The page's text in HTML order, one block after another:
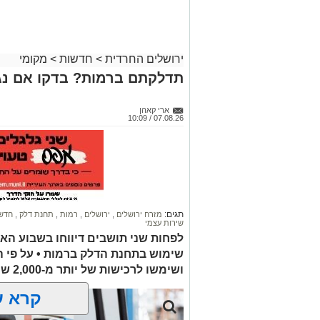
קבוצת זמן אמת
אסון בירושלים: הזמר אבישי לוי ז"ל
על פי עדי ראיה, הנפטר הוריד נוסעים
שאינה ברורה הרכב הידרדר ומחץ אותו
כוחות הצלה שהגיעו למקום מצאו אותו
החייאה. במקביל הוא פונה לבית
ההצלה ולדאבון לב המשפחה הוא נפטר.
הלווייתו תתקיים במוצאי שבת.
ת.נ.צ.ב.ה
להצטרפות לקבוצות ועדכוני
מעוניינים להגיב?
האדום
ירושלים החרדית > חדשות > מקומי
תדלקתם ברמות? בדקו אם
ארי קאהן
07.08.26 / 10:09
תגים: מזרח ירושלים ירושלים רמות תחנת דלק
שירות עצמי
לפחות שני תושבים דיווחו בשבוע
שימוש בתחנת הדלק ברמות • על
ושימשו לרכישות של יותר מ-2,000 ש"ח בחנויות במזרח ירושלים
קרא